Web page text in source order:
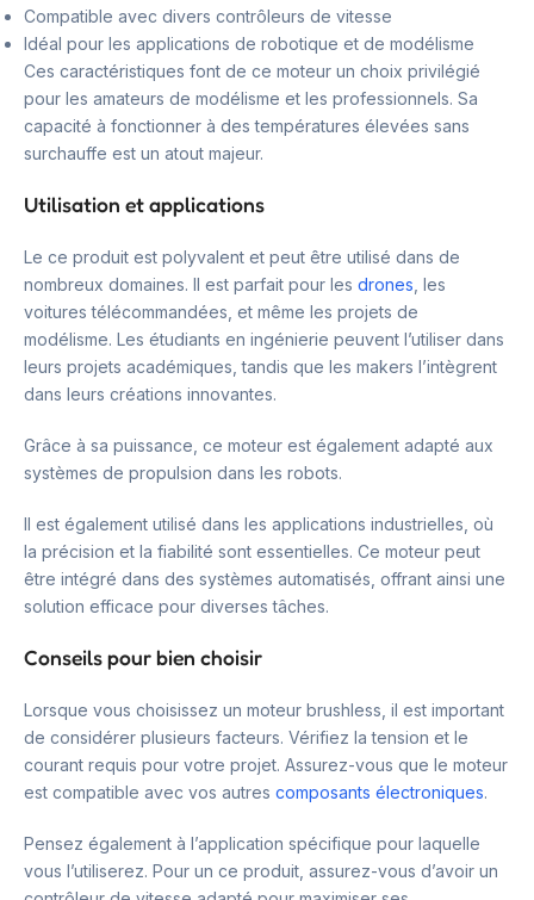
Compatible avec divers contrôleurs de vitesse
Idéal pour les applications de robotique et de modélisme
Ces caractéristiques font de ce moteur un choix privilégié
pour les amateurs de modélisme et les professionnels. Sa
capacité à fonctionner à des températures élevées sans
surchauffe est un atout majeur.
Utilisation et applications
Le ce produit est polyvalent et peut être utilisé dans de
nombreux domaines. Il est parfait pour les drones , les
voitures télécommandées, et même les projets de
modélisme. Les étudiants en ingénierie peuvent l’utiliser dans
leurs projets académiques, tandis que les makers l’intègrent
dans leurs créations innovantes.
Grâce à sa puissance, ce moteur est également adapté aux
systèmes de propulsion dans les robots.
Il est également utilisé dans les applications industrielles, où
la précision et la fiabilité sont essentielles. Ce moteur peut
être intégré dans des systèmes automatisés, offrant ainsi une
solution efficace pour diverses tâches.
Conseils pour bien choisir
Lorsque vous choisissez un moteur brushless, il est important
de considérer plusieurs facteurs. Vérifiez la tension et le
courant requis pour votre projet. Assurez-vous que le moteur
est compatible avec vos autres composants électroniques.
Pensez également à l’application spécifique pour laquelle
vous l’utiliserez. Pour un ce produit, assurez-vous d’avoir un